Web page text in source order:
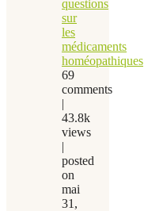
questions
sur
les
médicaments
homéopathiques
69
comments
|
43.8k
views
|
posted
on
mai
31,